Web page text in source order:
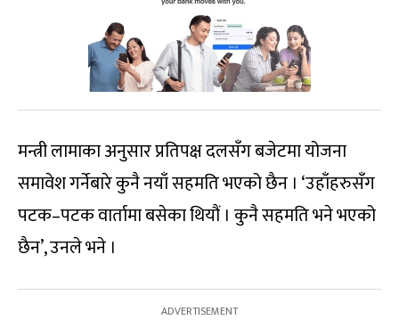
मन्त्री लामाका अनुसार प्रतिपक्ष दलसँग बजेटमा योजना
समावेश गर्नेबारे कुनै नयाँ सहमति भएको छैन । ‘उहाँहरुसँग
पटक–पटक वार्तामा बसेका थियौं । कुनै सहमति भने भएको
छैन’, उनले भने ।